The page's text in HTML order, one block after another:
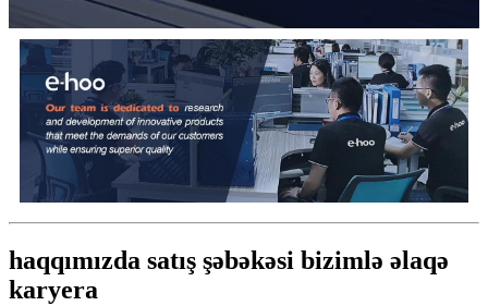
haqqımızda satış şəbəkəsi bizimlə əlaqə
karyera